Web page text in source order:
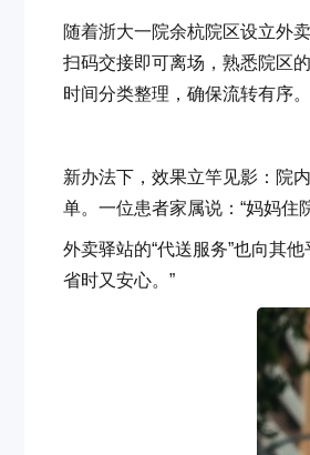
随着浙大一院余杭院区设立外
扫码交接即可离场，熟悉院区
时间分类整理，确保流转有序。
新办法下，效果立竿见影：院
单。一位患者家属说：“妈妈住
外卖驿站的“代送服务”也向其
省时又安心。”